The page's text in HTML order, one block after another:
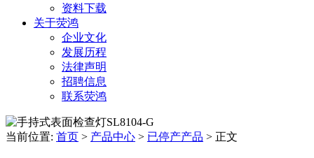
资料下载
关于荧鸿
企业文化
发展历程
法律声明
招聘信息
联系荧鸿
当前位置: 首页 > 产品中心 > 已停产产品 > 正文